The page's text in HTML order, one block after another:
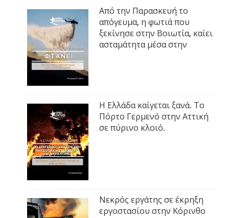
Από την Παρασκευή το
απόγευμα, η φωτιά που
ξεκίνησε στην Βοιωτία, καίει
ασταμάτητα μέσα στην
Η Ελλάδα καίγεται ξανά. Το
Πόρτο Γερμενό στην Αττική
σε πύρινο κλοιό.
Νεκρός εργάτης σε έκρηξη
εργοστασίου στην Κόρινθο